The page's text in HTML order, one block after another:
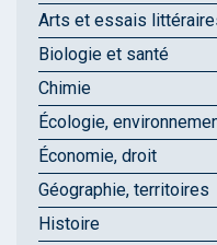
Arts et essais
Biologie et santé
Chimie
Écologie,
Économie, droit
Géographie, territoires
Histoire